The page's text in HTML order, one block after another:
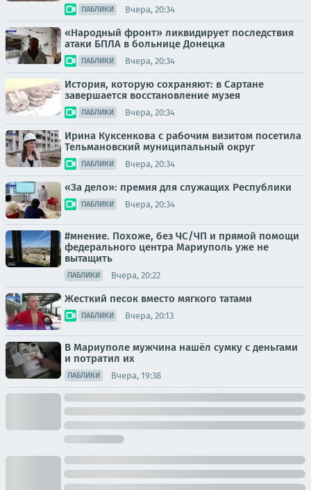
ПАБЛИКИ Вчера, 20:34
«Народный фронт» ликвидирует последствия
атаки БПЛА в больнице Донецка
ПАБЛИКИ Вчера, 20:34
История, которую сохраняют: в Сартане
завершается восстановление музея
ПАБЛИКИ Вчера, 20:34
Ирина Куксенкова с рабочим визитом посетила
Тельмановский муниципальный округ
ПАБЛИКИ Вчера, 20:34
«За дело»: премия для служащих Республики
ПАБЛИКИ Вчера, 20:34
#мнение. Похоже, без ЧС/ЧП и прямой помощи
федерального центра Мариуполь уже не
вытащить
ПАБЛИКИ Вчера, 20:22
Жесткий песок вместо мягкого татами
ПАБЛИКИ Вчера, 20:13
В Мариуполе мужчина нашёл сумку с деньгами
и потратил их
ПАБЛИКИ Вчера, 19:38